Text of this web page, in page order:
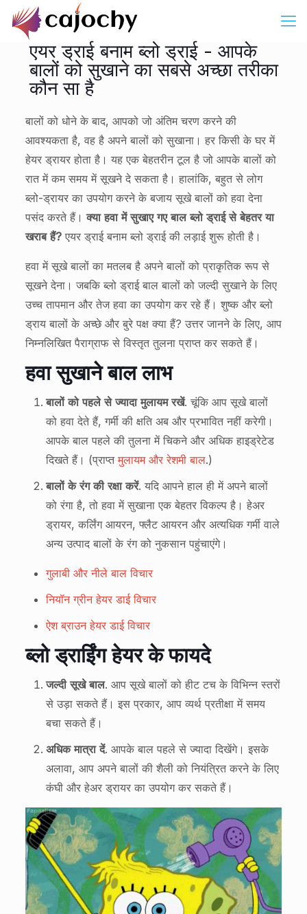
एयर ड्राई बनाम ब्लो ड्राई - आपके
बालों को सुखाने का सबसे अच्छा तरीका
कौन सा है
बालों को धोने के बाद, आपको जो अंतिम चरण करने की
आवश्यकता है, वह है अपने बालों को सुखाना। हर किसी के घर में
हेयर ड्रायर होता है। यह एक बेहतरीन टूल है जो आपके बालों को
रात में कम समय में सूखने दे सकता है। हालांकि, बहुत से लोग
ब्लो-ड्रायर का उपयोग करने के बजाय सूखे बालों को हवा देना
पसंद करते हैं।क्या हवा में सुखाए गए बाल ब्लो ड्राई से बेहतर या
खराब हैं? एयर ड्राई बनाम ब्लो ड्राई की लड़ाई शुरू होती है।
हवा में सूखे बालों का मतलब है अपने बालों को प्राकृतिक रूप से
सूखने देना। जबकि ब्लो ड्राई बाल बालों को जल्दी सुखाने के लिए
उच्च तापमान और तेज हवा का उपयोग कर रहे हैं। शुष्क और ब्लो
ड्राय बालों के अच्छे और बुरे पक्ष क्या हैं? उत्तर जानने के लिए, आप
निम्नलिखित पैराग्राफ से विस्तृत तुलना प्राप्त कर सकते हैं।
हवा सुखाने बाल लाभ
बालों को पहले से ज्यादा मुलायम रखें. चूंकि आप सूखे बालों
को हवा देते हैं, गर्मी की क्षति अब और प्रभावित नहीं करेगी।
आपके बाल पहले की तुलना में चिकने और अधिक हाइड्रेटेड
दिखते हैं। (प्राप्तमुलायम और रेशमी बाल.)
बालों के रंग की रक्षा करें. यदि आपने हाल ही में अपने बालों
को रंगा है, तो हवा में सुखाना एक बेहतर विकल्प है। हेअर
ड्रायर, कर्लिंग आयरन, फ्लैट आयरन और अत्यधिक गर्मी वाले
अन्य उत्पाद बालों के रंग को नुकसान पहुंचाएंगे।
गुलाबी और नीले बाल विचार
नियॉन ग्रीन हेयर डाई विचार
ऐश ब्राउन हेयर डाई विचार
ब्लो ड्राईिंग हेयर के फायदे
जल्दी सूखे बाल. आप सूखे बालों को हीट टच के विभिन्न स्तरों
से उड़ा सकते हैं। इस प्रकार, आप व्यर्थ प्रतीक्षा में समय
बचा सकते हैं।
अधिक मात्रा दें. आपके बाल पहले से ज्यादा दिखेंगे। इसके
अलावा, आप अपने बालों की शैली को नियंत्रित करने के लिए
कंघी और हेअर ड्रायर का उपयोग कर सकते हैं।